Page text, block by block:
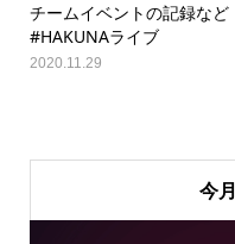
チームイベントの記録など
#HAKUNAライブ
2020.11.29
今